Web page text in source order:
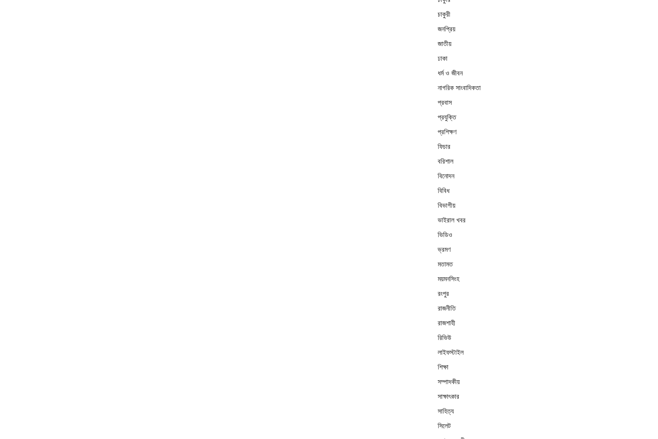
চাকুরী
জনপ্রিয়
জাতীয়
ঢাকা
ধর্ম ও জীবন
নাগরিক সাংবাদিকতা
প্রবাস
প্রযুক্তি
প্রশিক্ষণ
ফিচার
বরিশাল
বিনোদন
বিবিধ
বিভাগীয়
ভাইরাল খবর
ভিডিও
ভ্রমণ
মতামত
ময়মনসিংহ
রংপুর
রাজনীতি
রাজশাহী
রিভিউ
লাইফস্টাইল
শিক্ষা
সম্পাদকীয়
সাক্ষাৎকার
সাহিত্য
সিলেট